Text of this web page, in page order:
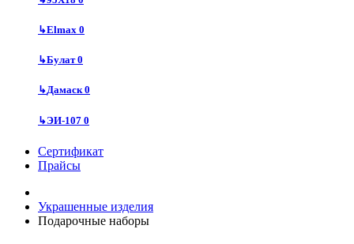
↳Elmax 0
↳Булат0
↳Дамаск0
↳ЭИ-107 0
Сертификат
Прайсы
Украшенные изделия
Подарочные наборы